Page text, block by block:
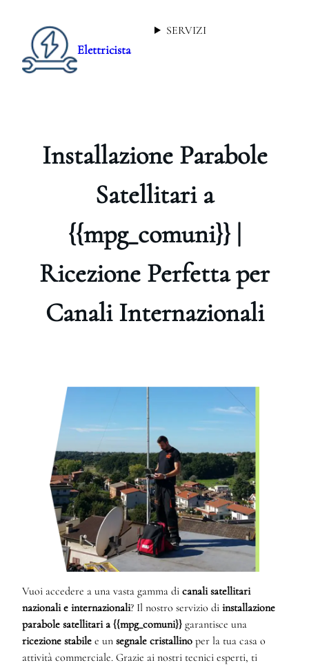
Elettricista
SERVIZI
Installazione Parabole
Satellitari a
{{mpg_comuni}} |
Ricezione Perfetta per
Canali Internazionali
Vuoi accedere a una vasta gamma di canali satellitari
nazionali e internazionali? Il nostro servizio di installazione
parabole satellitari a {{mpg_comuni}} garantisce una
ricezione stabile e un segnale cristallino per la tua casa o
attività commerciale. Grazie ai nostri tecnici esperti, ti